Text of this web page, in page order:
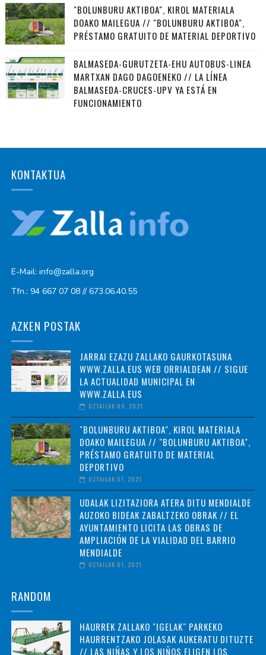
"BOLUNBURU AKTIBOA", KIROL MATERIALA
DOAKO MAILEGUA // "BOLUNBURU AKTIBOA",
PRÉSTAMO GRATUITO DE MATERIAL DEPORTIVO
BALMASEDA-GURUTZETA-EHU AUTOBUS-LINEA
MARTXAN DAGO DAGOENEKO // LA LÍNEA
BALMASEDA-CRUCES-UPV YA ESTÁ EN
FUNCIONAMIENTO
KONTAKTUA
E-Mail: info@zalla.org
Tfn.: 94 667 07 08 // 673.06.40.55
AZKEN POSTAK
JARRAI EZAZU ZALLAKO GAURKOTASUNA
WWW.ZALLA.EUS WEB ORRIALDEAN // SIGUE
LA ACTUALIDAD MUNICIPAL EN
WWW.ZALLA.EUS
UZTAILAK 09, 2021
"BOLUNBURU AKTIBOA", KIROL MATERIALA
DOAKO MAILEGUA // "BOLUNBURU AKTIBOA",
PRÉSTAMO GRATUITO DE MATERIAL
DEPORTIVO
UZTAILAK 01, 2021
UDALAK LIZITAZIORA ATERA DITU MENDIALDE
AUZOKO BIDEAK ZABALTZEKO OBRAK // EL
AYUNTAMIENTO LICITA LAS OBRAS DE
AMPLIACIÓN DE LA VIALIDAD DEL BARRIO
MENDIALDE
UZTAILAK 01, 2021
RANDOM
HAURREK ZALLAKO "IGELAK" PARKEKO
HAURRENTZAKO JOLASAK AUKERATU DITUZTE
// LAS NIÑAS Y LOS NIÑOS ELIGEN LOS